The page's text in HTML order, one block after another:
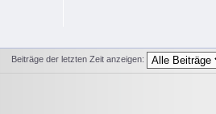
Beiträge der letzten Zeit anzeigen: